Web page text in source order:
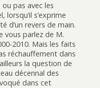
ou pas avec les
lorsqu’il s’exprime
d’un revers de main.
vous parlez de M.
2010. Mais les faits
réchauffement dans
la question de
décennal des
dans cet